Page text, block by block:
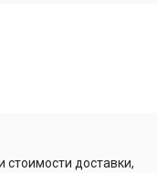
стоимости доставки,